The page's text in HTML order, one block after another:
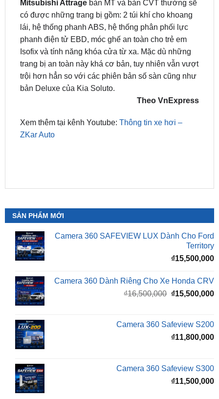
phanh điện tử EBD, móc ghế an toàn cho trẻ em
Isofix và tính năng khóa cửa từ xa. Mặc dù những
trang bị an toàn này khá cơ bản, tuy nhiên vẫn vượt
trội hơn hẳn so với các phiên bản số sàn cũng như
bản Deluxe của Kia Soluto.
Theo VnExpress
Thông tin xe hơi –
SẢN PHẨM MỚI
Camera 360 SAFEVIEW LUX Dành Cho Ford
₫15,500,000
Camera 360 Dành Riêng Cho Xe Honda CRV
gốc
₫16,500,000.
Camera 360 Safeview S200
Camera 360 Safeview S300
Camera 360 SAFEVIEW S500